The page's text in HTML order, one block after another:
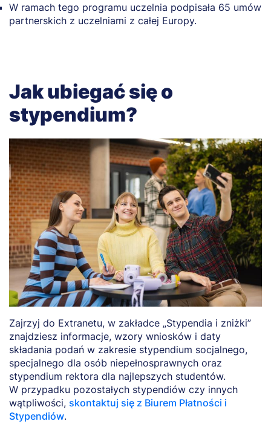
W ramach tego programu uczelnia podpisała 65 umów
partnerskich z uczelniami z całej Europy.
Jak ubiegać się o
stypendium?
Zajrzyj do Extranetu, w zakładce „Stypendia i zniżki”
znajdziesz informacje, wzory wniosków i daty
składania podań w zakresie stypendium socjalnego,
specjalnego dla osób niepełnosprawnych oraz
stypendium rektora dla najlepszych studentów.
W przypadku pozostałych stypendiów czy innych
wątpliwości, skontaktuj się z Biurem Płatności i
Stypendiów.